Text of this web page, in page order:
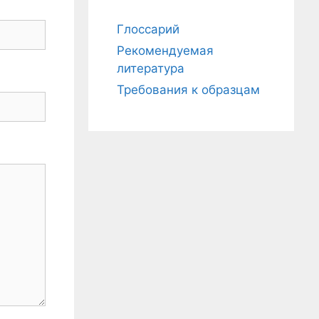
Глоссарий
Рекомендуемая
литература
Требования к образцам